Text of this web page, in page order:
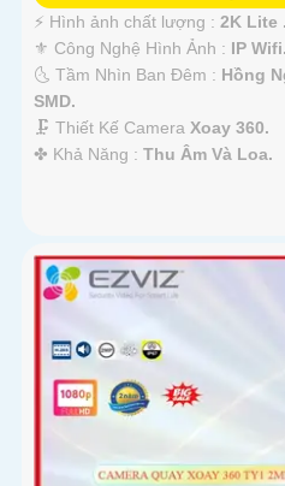
️⚡ Hình ảnh chất lượng : 2K Lite .
⚜️ Công Nghệ Hình Ảnh : IP Wifi.
🌜 Tầm Nhìn Ban Đêm : Hồng
SMD.
🗜️ Thiết Kế Camera Xoay 360.
️✤ Khả Năng : Thu Âm Và Loa.